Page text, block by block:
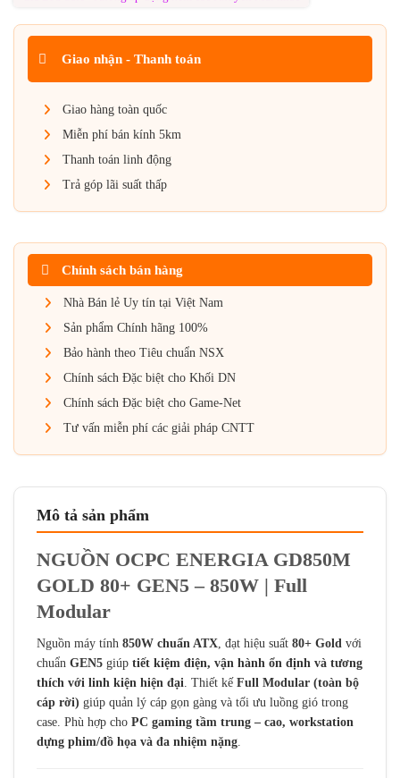
Giao nhận - Thanh toán
Giao hàng toàn quốc
Miễn phí bán kính 5km
Thanh toán linh động
Trả góp lãi suất thấp
Chính sách bán hàng
Nhà Bán lẻ Uy tín tại Việt Nam
Sản phẩm Chính hãng 100%
Bảo hành theo Tiêu chuẩn NSX
Chính sách Đặc biệt cho Khối DN
Chính sách Đặc biệt cho Game-Net
Tư vấn miễn phí các giải pháp CNTT
Mô tả sản phẩm
NGUỒN OCPC ENERGIA GD850M
GOLD 80+ GEN5 – 850W | Full
Modular
Nguồn máy tính 850W chuẩn ATX, đạt hiệu suất 80+ Gold với
chuẩn GEN5giúp tiết kiệm điện, vận hành ổn định và tương
thích với linh kiện hiện đại . Thiết kế Full Modular (toàn bộ
cáp rời) giúp quản lý cáp gọn gàng và tối ưu luồng gió trong
case. Phù hợp cho PC gaming tầm trung – cao, workstation
dựng phim/đồ họa và đa nhiệm nặng.